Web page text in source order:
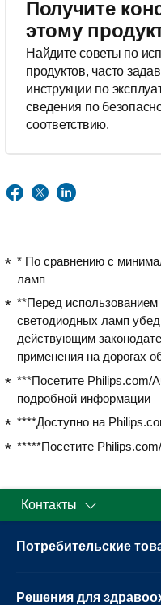
Получите
этому
Найдите советы по
продуктов, часто
инструкции по
сведения по
соответствию.
* По сравнению с
ламп
**Перед
светодиодных ламп
действующим
применения на дорогах
***Посетите Philips.com/
подробной информации
****Доступно на
*****Посетите
Контакты
Потребительские
Решения для